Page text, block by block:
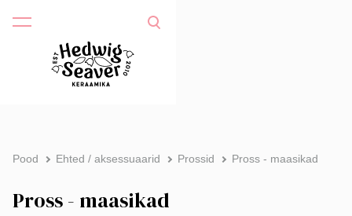
Pood Ehted / aksessuaarid Prossid Pross - maasikad
Pross - maasikad